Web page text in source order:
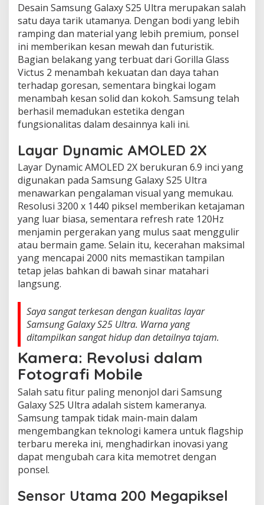
Desain Samsung Galaxy S25 Ultra merupakan salah
satu daya tarik utamanya. Dengan bodi yang lebih
ramping dan material yang lebih premium, ponsel
ini memberikan kesan mewah dan futuristik.
Bagian belakang yang terbuat dari Gorilla Glass
Victus 2 menambah kekuatan dan daya tahan
terhadap goresan, sementara bingkai logam
menambah kesan solid dan kokoh. Samsung telah
berhasil memadukan estetika dengan
fungsionalitas dalam desainnya kali ini.
Layar Dynamic AMOLED 2X
Layar Dynamic AMOLED 2X berukuran 6.9 inci yang
digunakan pada Samsung Galaxy S25 Ultra
menawarkan pengalaman visual yang memukau.
Resolusi 3200 x 1440 piksel memberikan ketajaman
yang luar biasa, sementara refresh rate 120Hz
menjamin pergerakan yang mulus saat menggulir
atau bermain game. Selain itu, kecerahan maksimal
yang mencapai 2000 nits memastikan tampilan
tetap jelas bahkan di bawah sinar matahari
langsung.
Saya sangat terkesan dengan kualitas layar
Samsung Galaxy S25 Ultra. Warna yang
ditampilkan sangat hidup dan detailnya tajam.
Kamera: Revolusi dalam
Fotografi Mobile
Salah satu fitur paling menonjol dari Samsung
Galaxy S25 Ultra adalah sistem kameranya.
Samsung tampak tidak main-main dalam
mengembangkan teknologi kamera untuk flagship
terbaru mereka ini, menghadirkan inovasi yang
dapat mengubah cara kita memotret dengan
ponsel.
Sensor Utama 200 Megapiksel